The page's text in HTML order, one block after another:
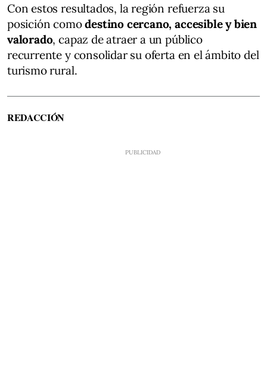
Con estos resultados, la región refuerza su
posición comodestino cercano, accesible y bien
valorado, capaz de atraer a un público
recurrente y consolidar su oferta en el ámbito del
turismo rural.
REDACCIÓN